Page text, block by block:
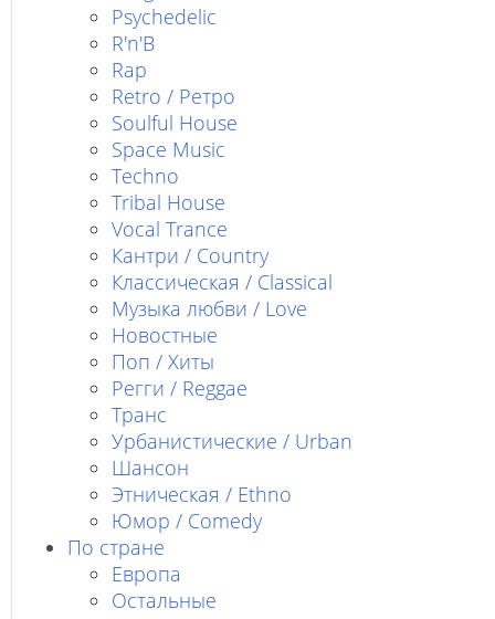
Psychedelic
R'n'B
Rap
Retro / Ретро
Soulful House
Space Music
Techno
Tribal House
Vocal Trance
Кантри / Country
Классическая / Classical
Музыка любви / Love
Новостные
Поп / Хиты
Регги / Reggae
Транс
Урбанистические / Urban
Шансон
Этническая / Ethno
Юмор / Comedy
По стране
Европа
Остальные